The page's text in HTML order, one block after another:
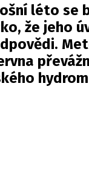
léto se
že jeho